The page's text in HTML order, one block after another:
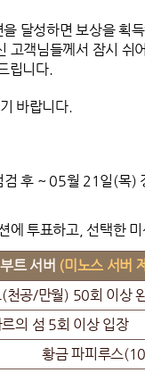
달성하면 보상을 획
고객님들께서 잠시 쉬
립니다.
바랍니다.
후 ~ 05월 21일(목)
에 투표하고, 선택한
트 서버 (미노스 서버
천공/만월) 50회 이상
의 섬 5회 이상 입장
황금 파피루스